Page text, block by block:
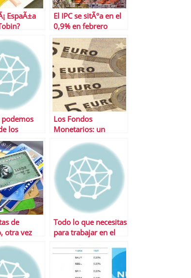
EspaÃ±a
El IPC se sitÃºa en el
0,9% en febrero
los
esta
Los Fondos
Monetarios: un
gestora
de
otra vez
Todo lo que necesitas
para trabajar en el